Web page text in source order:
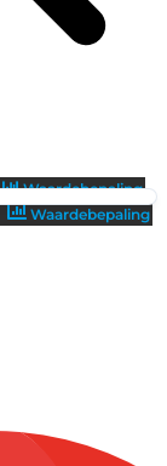
Waardebepaling
Waardebepaling